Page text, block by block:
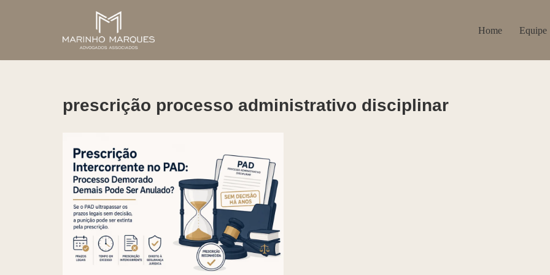
Home Equipe
prescrição processo administrativo disciplinar